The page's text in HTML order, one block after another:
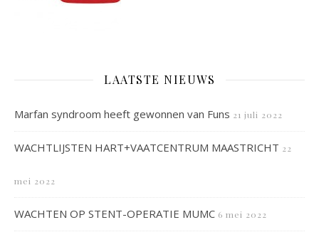
LAATSTE NIEUWS
Marfan syndroom heeft gewonnen van Funs 21 juli 2022
WACHTLIJSTEN HART+VAATCENTRUM MAASTRICHT 22
mei 2022
WACHTEN OP STENT-OPERATIE MUMC 6 mei 2022